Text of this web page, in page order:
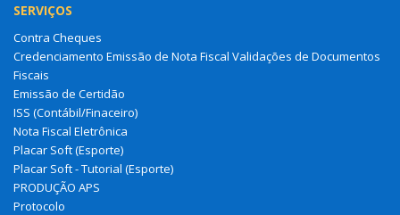
SERVIÇOS
Contra Cheques
Credenciamento Emissão de Nota Fiscal Validações de Documentos
Fiscais
Emissão de Certidão
ISS (Contábil/Finaceiro)
Nota Fiscal Eletrônica
Placar Soft (Esporte)
Placar Soft - Tutorial (Esporte)
PRODUÇÃO APS
Protocolo